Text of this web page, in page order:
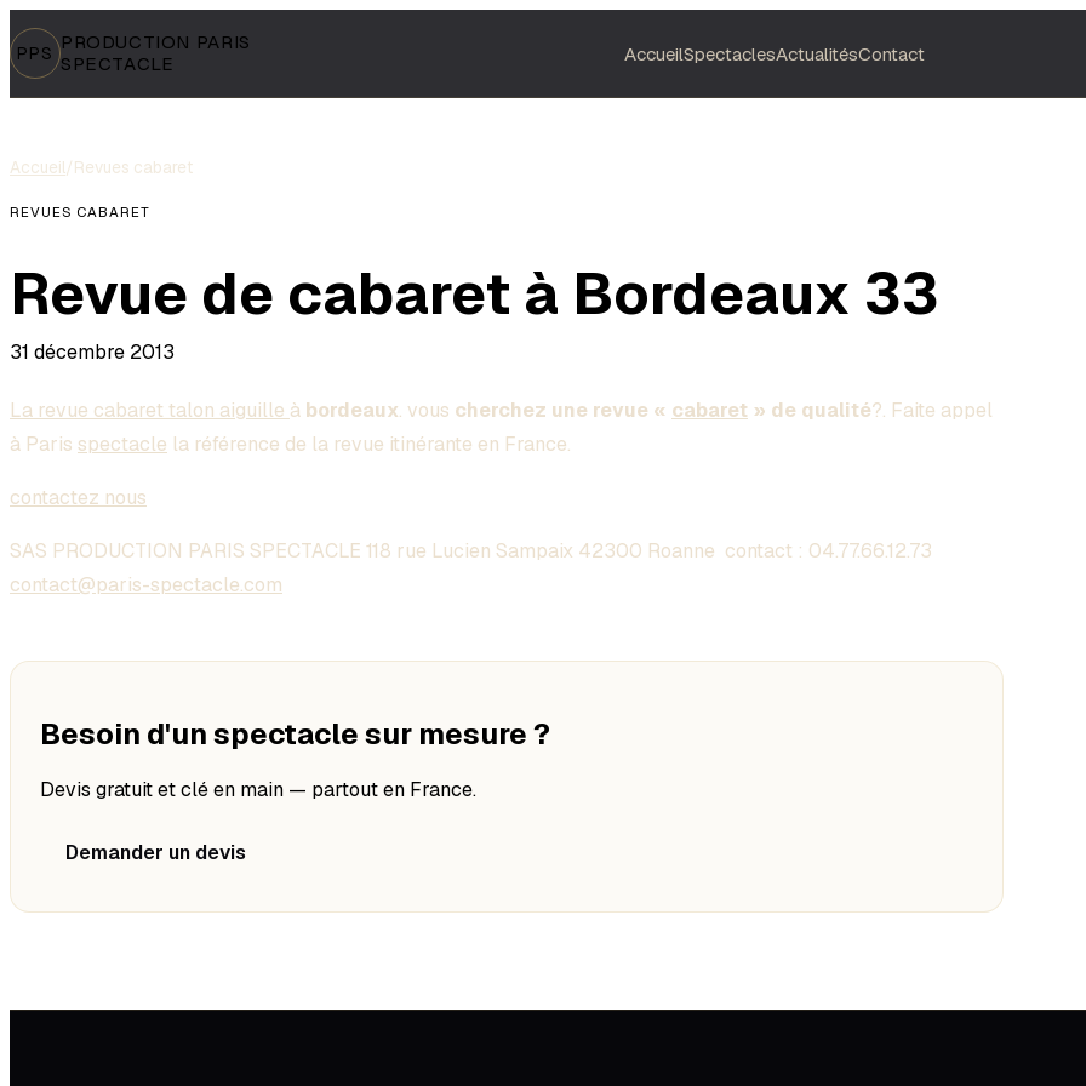
PPS PRODUCTION PARIS
SPECTACLE
AccueilSpectaclesActualitésContact
Accueil/Revues cabaret
REVUES CABARET
Revue de cabaret à Bordeaux 33
31 décembre 2013
La revue cabaret talon aiguille à bordeaux. vous cherchez une revue « cabaret » de qualité?. Faite appel
à Paris spectacle la référence de la revue itinérante en France.
contactez nous
SAS PRODUCTION PARIS SPECTACLE 118 rue Lucien Sampaix 42300 Roanne contact : 04.77.66.12.73
contact@paris-spectacle.com
Besoin d'un spectacle sur mesure ?
Devis gratuit et clé en main — partout en France.
Demander un devis